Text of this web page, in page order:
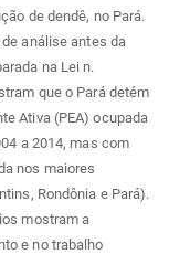
de dendê, no Pará.
análise antes da
na Lei n.
que o Pará detém
Ativa (PEA) ocupada
a 2014, mas com
nos maiores
Rondônia e Pará).
mostram a
e no trabalho